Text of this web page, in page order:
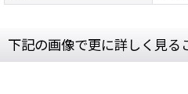
下記の画像で更に詳しく見る